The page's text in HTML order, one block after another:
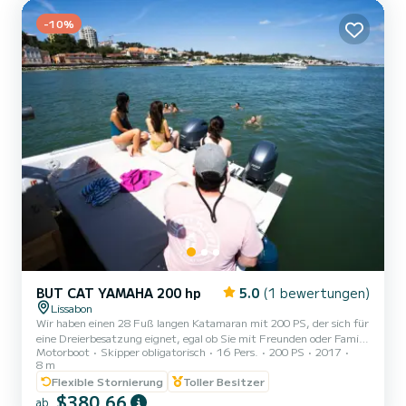
Stereoanlage, Badeleiter, Kabine mit Bett, Bad und großem Tisch
mit Sitzgel...
-10%
BUT CAT YAMAHA 200 hp 5.0 (1 bewertungen)
Lissabon
Wir haben einen 28 Fuß langen Katamaran mit 200 PS, der sich für
eine Dreierbesatzung eignet, egal ob Sie mit Freunden oder Familie
kreuzen möchten. „Manito“ ist ein Walkaround-Schiff und bietet
viel Platz und bequeme Sitzbereiche, ein 8 m² großes Sonnendach,
eine Toilette und ein Soundsystem. In der Bucht von Lissabon
können auch individuelle/private Touren organisiert werden, wie
Motorboot Skipper obligatorisch 16 Pers. 200 PS
2017
8 m
Flexible Stornierung
Toller Besitzer
ab